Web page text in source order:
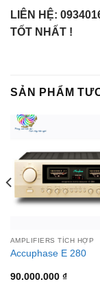
LIÊN HỆ:
TỐT NHẤT !
SẢN PHẨM
AMPLIFIERS TÍCH HỢP
Accuphase E 280
90.000.000 ₫